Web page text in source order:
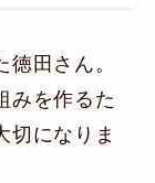
田さん。
みを作るた
切になりま